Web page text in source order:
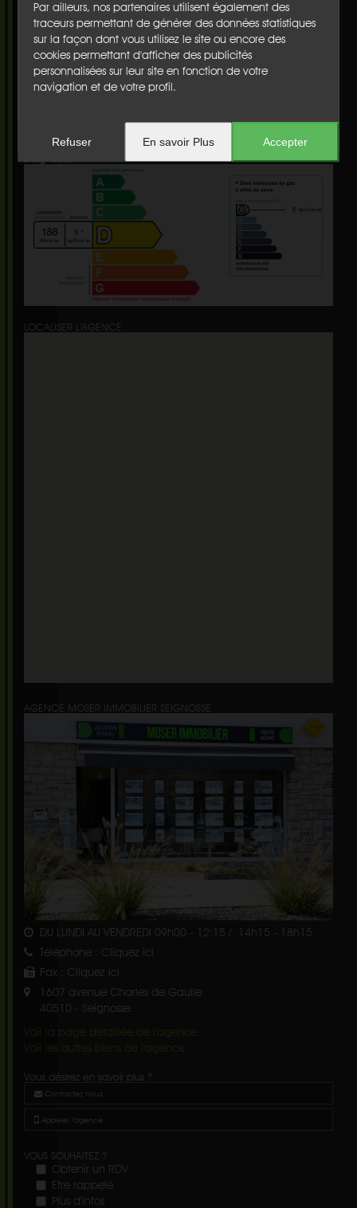
Par ailleurs, nos partenaires utilisent également des
traceurs permettant de générer des données statistiques
sur la façon dont vous utilisez le site ou encore des
cookies permettant d'afficher des publicités
personnalisées sur leur site en fonction de votre
navigation et de votre profil.
Refuser En savoir Plus Accepter
Balcon(s) :non
Cave : oui
Garage : non
Nbre de parking : 1
Chauffage : individuel
LOCALISER L'AGENCE
AGENCE MOSER IMMOBILIER SEIGNOSSE
DU LUNDI AU VENDREDI 09h00 - 12:15 / 14h15 - 18h15
Téléphone : Cliquez ici
Fax : Cliquez ici
1607 avenue Charles de Gaulle
40510 - Seignosse
Voir la page détaillée de l'agence
Voir les autres biens de l'agence
Vous désirez en savoir plus ?
Contactez nous
Appeler l'agence
VOUS SOUHAITEZ ?
Obtenir un RDV
Etre rappelé
Plus d'infos